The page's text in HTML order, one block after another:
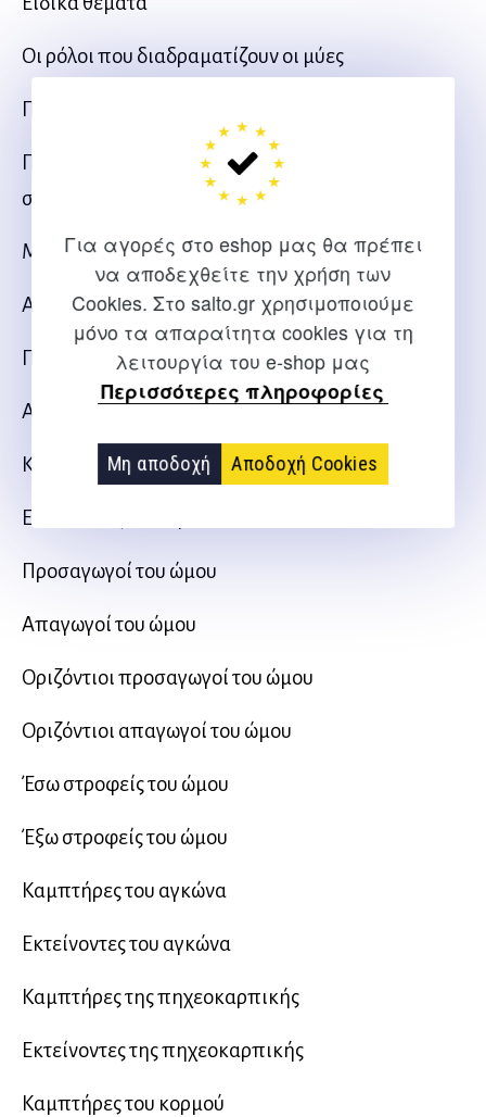
Για αγορές στο eshop μας θα πρέπει
να αποδεχθείτε την χρήση των
Cookies. Στο salto.gr χρησιμοποιούμε
μόνο τα απαραίτητα cookies για τη
λειτουργία του e-shop μας
Περισσότερες πληροφορίες
Μη αποδοχή Αποδοχή Cookies
Οι ρόλοι που διαδραματίζουν οι μύες
Πρωταγωνιστές μύες
Προσθιοπίσθια απεικόνιση των μυών του
σώματος
ΜΕΡΟΣ 2
Ανασπαστές της ωμοπλάτης
Προσαγωγοί της ωμοπλάτης
Απαγωγοί της ωμοπλάτης
Καμπτήρες του ώμου
Εκτείνοντες του ώμου
Προσαγωγοί του ώμου
Απαγωγοί του ώμου
Οριζόντιοι προσαγωγοί του ώμου
Οριζόντιοι απαγωγοί του ώμου
Έσω στροφείς του ώμου
Έξω στροφείς του ώμου
Καμπτήρες του αγκώνα
Εκτείνοντες του αγκώνα
Καμπτήρες της πηχεοκαρπικής
Εκτείνοντες της πηχεοκαρπικής
Καμπτήρες του κορμού